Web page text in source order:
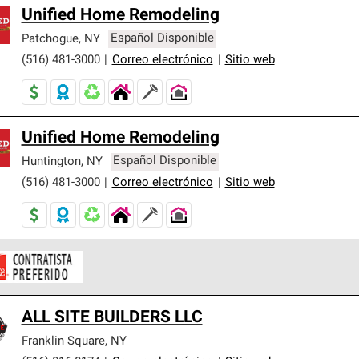
Unified Home Remodeling
Patchogue, NY
Español Disponible
(516) 481-3000
Correo electrónico Sitio web
Unified Home Remodeling
Huntington, NY
Español Disponible
(516) 481-3000
Correo electrónico Sitio web
con altos estándares y requisitos estrictos de
ALL SITE BUILDERS LLC
Franklin Square, NY